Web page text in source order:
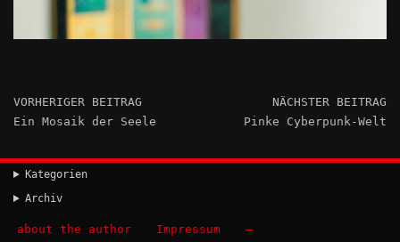
VORHERIGER BEITRAG
Ein Mosaik der Seele
NÄCHSTER BEITRAG
Pinke Cyberpunk-Welt
Kategorien
Archiv
about the author Impressum –